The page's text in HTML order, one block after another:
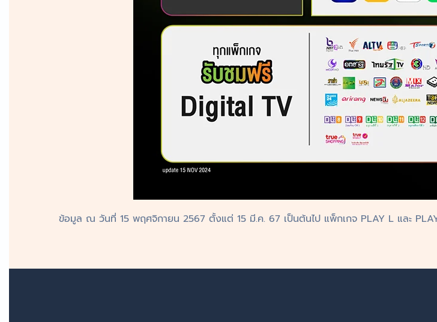
ข้อมูล ณ วันที่ 15 พฤศจิกายน 2567 ตั้งแต่ 15 มี.ค. 67 เป็นต้นไป แพ็กเกจ PLAY L และ